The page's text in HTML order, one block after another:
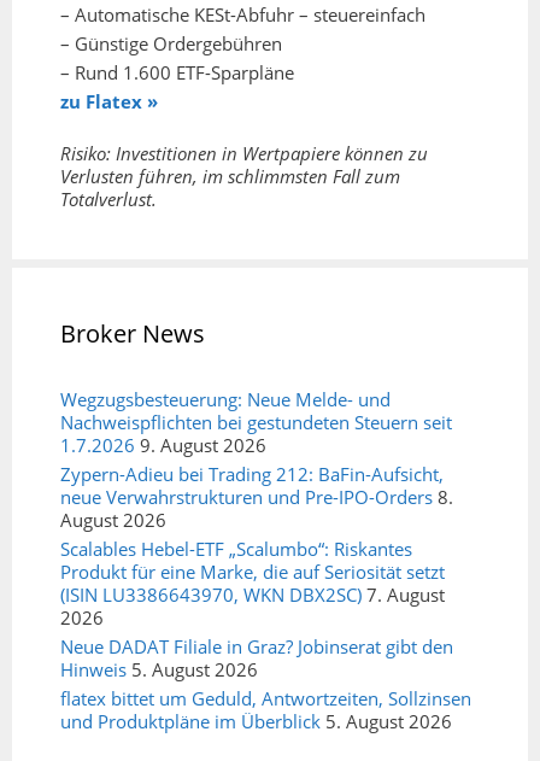
– Automatische KESt-Abfuhr – steuereinfach
– Günstige Ordergebühren
– Rund 1.600 ETF-Sparpläne
zu Flatex »
Risiko: Investitionen in Wertpapiere können zu
Verlusten führen, im schlimmsten Fall zum
Totalverlust.
Broker News
Wegzugsbesteuerung: Neue Melde- und
Nachweispflichten bei gestundeten Steuern seit
1.7.2026 9. August 2026
Zypern-Adieu bei Trading 212: BaFin-Aufsicht,
neue Verwahrstrukturen und Pre-IPO-Orders 8.
August 2026
Scalables Hebel-ETF „Scalumbo“: Riskantes
Produkt für eine Marke, die auf Seriosität setzt
(ISIN LU3386643970, WKN DBX2SC) 7. August
2026
Neue DADAT Filiale in Graz? Jobinserat gibt den
Hinweis 5. August 2026
flatex bittet um Geduld, Antwortzeiten, Sollzinsen
und Produktpläne im Überblick 5. August 2026